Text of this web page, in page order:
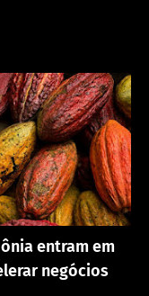
entram em
negócios